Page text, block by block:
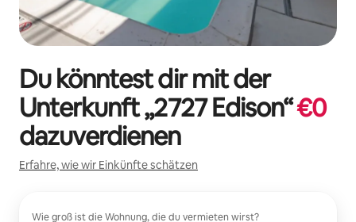
Du könntest dir mit der
Unterkunft „2727 Edison“€0
dazuverdienen
Erfahre, wie wir Einkünfte schätzen
Wie groß ist die Wohnung, die du vermieten wirst?